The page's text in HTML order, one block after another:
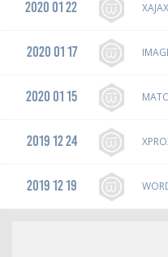
2020 01 22
2020 01 17
2020 01 15
2019 12 24
2019 12 19